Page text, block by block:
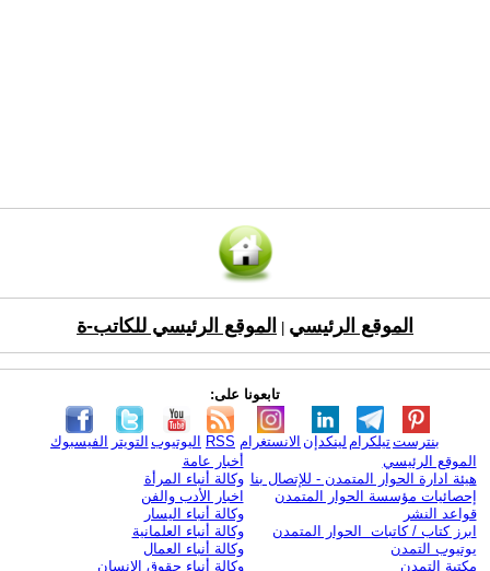
الموقع الرئيسي الموقع الرئيسي للكاتب-ة
تابعونا على:
الفيسبوك التويتر اليوتيوب RSS الانستغرام لينكدإن تيلكرامبنترست
الموقع الرئيسي
هيئة ادارة الحوار المتمدن - للإتصال بنا
إحصائيات مؤسسة الحوار المتمدن
قواعد النشر
ابرز كتاب / كاتبات الحوار المتمدن
يوتيوب التمدن
مكتبة التمدن
أخبار عامة
وكالة أنباء المرأة
اخبار الأدب والفن
وكالة أنباء اليسار
وكالة أنباء العلمانية
وكالة أنباء العمال
وكالة أنباء حقوق الإنسان